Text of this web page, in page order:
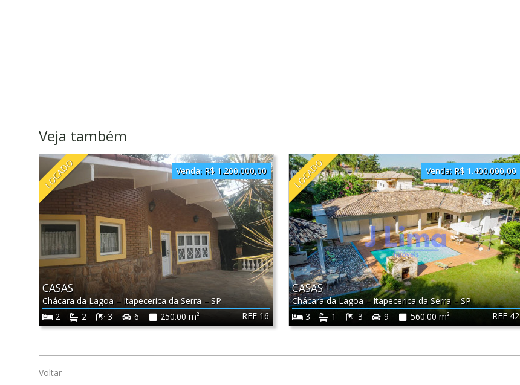
Veja também
LOCADO
REF 16
CASAS
Chácara da Lagoa – Itapecerica da Serra – SP
2
2 3 6 250.00 m²
Venda: R$ 1.200.000,00 LOCADO
REF 42
CASAS
Chácara da Lagoa–Itapecerica da Serra –SP
3
1 3 9 560.00 m²
Venda: R$ 1.400.000,00
Voltar